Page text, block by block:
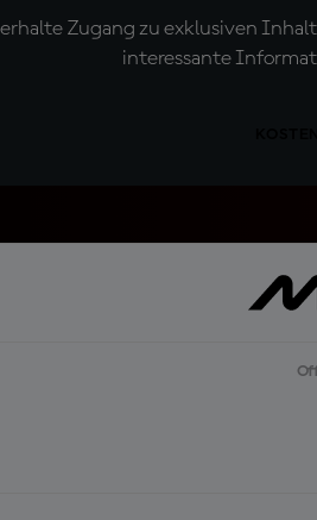
Zugang zu exklusiven
interessante